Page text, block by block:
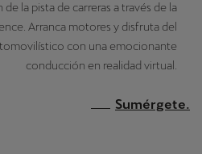
la pista de carreras a través de la
Arranca motores y disfruta del
con una emocionante
conducción en realidad virtual.
Sumérgete.